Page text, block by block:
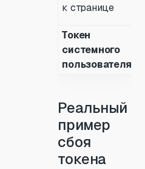
к странице
Токен
системного
пользователя
Реальный
пример
сбоя
токена